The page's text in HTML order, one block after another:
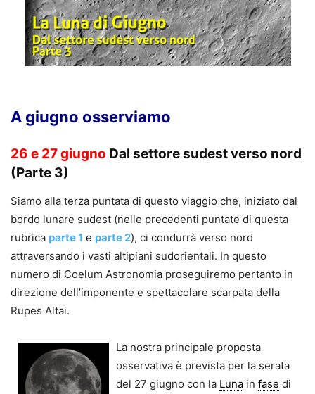
A giugno osserviamo
26 e 27 giugno Dal settore sudest verso nord
(Parte 3)
Siamo alla terza puntata di questo viaggio che, iniziato dal
bordo lunare sudest (nelle precedenti puntate di questa
rubrica parte 1 e parte 2), ci condurrà verso nord
attraversando i vasti altipiani sudorientali. In questo
numero di Coelum Astronomia proseguiremo pertanto in
direzione dell’imponente e spettacolare scarpata della
Rupes Altai.
La nostra principale proposta
osservativa è prevista per la serata
del 27 giugno con la Luna in fase di